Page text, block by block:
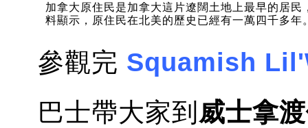
加拿大原住民是加拿大這片遼闊土地上最早的居民
料顯示，原住民在北美的歷史已經有一萬四千多年
參觀完 Squamish
巴士帶大家到 威士拿